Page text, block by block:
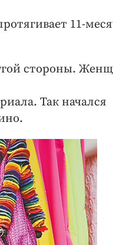
11-
стороны.
Так начался